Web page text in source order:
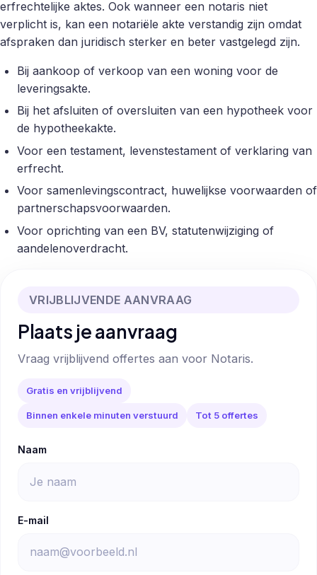
erfrechtelijke aktes. Ook wanneer een notaris niet
verplicht is, kan een notariële akte verstandig zijn omdat
afspraken dan juridisch sterker en beter vastgelegd zijn.
Bij aankoop of verkoop van een woning voor de
leveringsakte.
Bij het afsluiten of oversluiten van een hypotheek voor
de hypotheekakte.
Voor een testament, levenstestament of verklaring van
erfrecht.
Voor samenlevingscontract, huwelijkse voorwaarden of
partnerschapsvoorwaarden.
Voor oprichting van een BV, statutenwijziging of
aandelenoverdracht.
VRIJBLIJVENDE AANVRAAG
Plaats je aanvraag
Vraag vrijblijvend offertes aan voor Notaris.
Gratis en vrijblijvend
Binnen enkele minuten verstuurd Tot 5 offertes
Naam
E-mail